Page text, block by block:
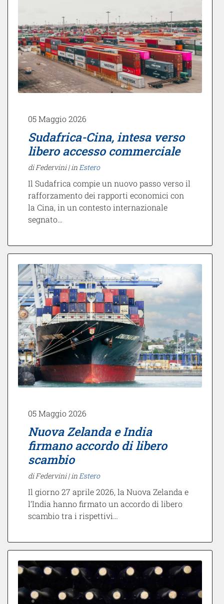
05 Maggio 2026
Sudafrica-Cina, intesa verso
libero accesso commerciale
di Federvini | in Estero
Il Sudafrica compie un nuovo passo verso il
rafforzamento dei rapporti economici con
la Cina, in un contesto internazionale
segnato…
05 Maggio 2026
Nuova Zelanda e India
firmano accordo di libero
scambio
di Federvini |inEstero
Il giorno 27 aprile 2026, la Nuova Zelanda e
l’India hanno firmato un accordo di libero
scambio tra i rispettivi…